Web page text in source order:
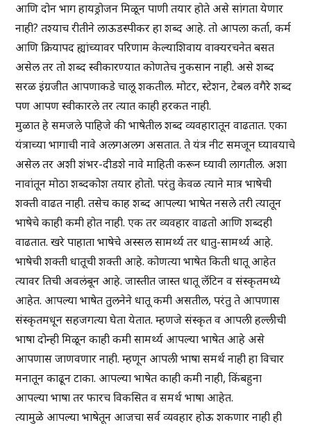
आणि दोन भाग हायड्रोजन मिळून पाणी तयार होते असे सांगता येणार
नाही? तश्याच रीतीने लाऊडस्पीकर हा शब्द आहे. तो आपला कर्ता, कर्म
आणि क्रियापद ह्यांच्यावर परिणाम केल्याशिवाय वाक्यरचनेत बसत
असेल तर तो शब्द स्वीकारण्यात कोणतेच नुकसान नाही. असे शब्द
सरळ इंग्रजीत आपणाकडे चालू शकतील. मोटर, स्टेशन, टेबल वगैरे शब्द
पण आपण स्वीकारले तर त्यात काही हरकत नाही.
मुळात हे समजले पाहिजे की भाषेतील शब्द व्यवहारातून वाढतात. एका
यंत्राच्या भागाची नावे अलगअलग असतात. ते यंत्र नीट समजून घ्यावयाचे
असेल तर अशी शंभर-दीडशे नावे माहिती करून घ्यावी लागतील. अशा
नावांतून मोठा शब्दकोश तयार होतो. परंतु केवळ त्याने मात्र भाषेची
शक्ती वाढत नाही. तसेच काह शब्द आपल्या भाषेत नसले तरी त्यातून
भाषेचे काही कमी होत नाही. एक तर व्यवहार वाढतो आणि शब्दही
वाढतात. खरे पाहाता भाषेचे अस्सल सामर्थ्य तर धातु-सामर्थ्य आहे.
भाषेची शक्ती धातूची शक्ती आहे. कोणत्या भाषेत किती धातू आहेत
त्यावर तिची अवलंबून आहे. जास्तीत जास्त धातू लॅटिन व संस्कृतमध्ये
आहेत. आपल्या भाषेत तुलनेने धातू कमी असतील, परंतु ते आपणास
संस्कृतमधून सहजगत्या घेता येतात. म्हणजे संस्कृत व आपली हल्लीची
भाषा दोन्ही मिळून काही कमी सामर्थ्य आपल्या भाषेत आहे असे
आपणास जाणवणार नाही. म्हणून आपली भाषा समर्थ नाही हा विचार
मनातून काढून टाका. आपल्या भाषेत काही कमी नाही, किंबहुना
आपल्या भाषा तर फारच विकसित व समर्थ भाषा आहेत.
त्यामुळे आपल्या भाषेतून आजचा सर्व व्यवहार होऊ शकणार नाही ही